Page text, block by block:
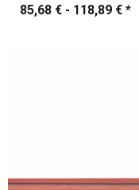
85,68 € - 118,89 € *